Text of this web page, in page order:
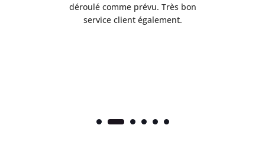
déroulé comme prévu. Très bon
service client également.